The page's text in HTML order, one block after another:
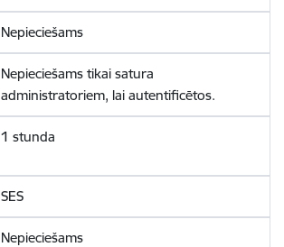
Nepieciešams
Nepieciešams tikai satura
administratoriem, lai autentificētos.
1 stunda
SES
Nepieciešams